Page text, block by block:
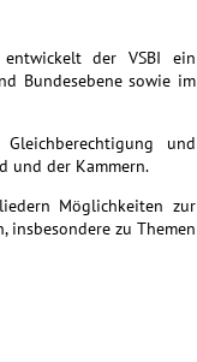
der VSBI ein
Bundesebene sowie im
und
und der Kammern.
Möglichkeiten zur
insbesondere zu Themen